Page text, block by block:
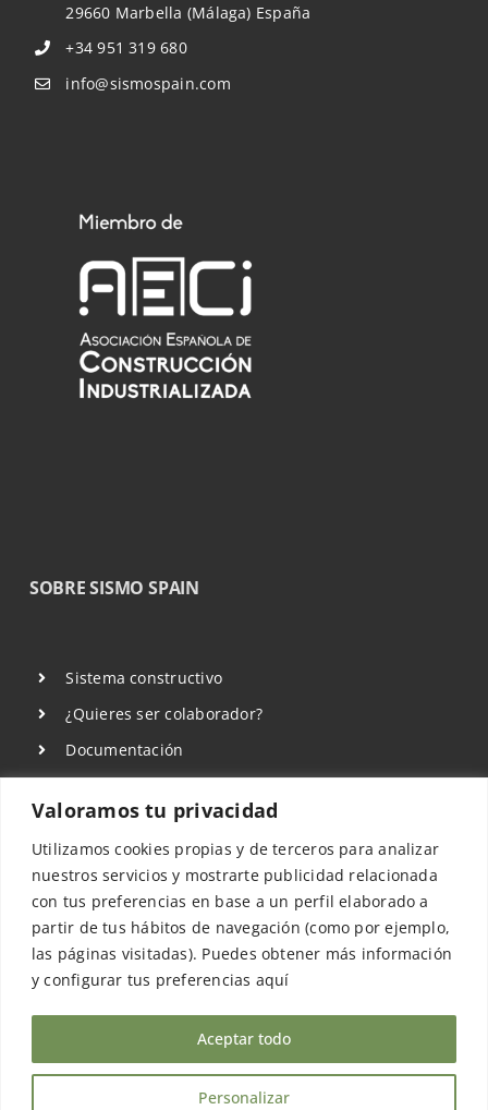
Valoramos tu privacidad
Utilizamos cookies propias y de terceros para analizar
nuestros servicios y mostrarte publicidad relacionada
con tus preferencias en base a un perfil elaborado a
partir de tus hábitos de navegación (como por ejemplo,
las páginas visitadas). Puedes obtener más información
y configurar tus preferencias aquí
Personalizar
Aceptar todo
SOBRE SISMO SPAIN
Sistema constructivo
¿Quieres ser colaborador?
Documentación
Aviso Legal
Política de privacidad
Política de Cookies
29660 Marbella (Málaga) España
+34 951 319 680
info@sismospain.com
©COPYRIGHT 2022 - 2026 | Sismo Building
Technology Spain